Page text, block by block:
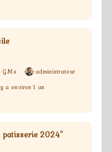
administrateur
a environ 1 an
patisserie 2024"